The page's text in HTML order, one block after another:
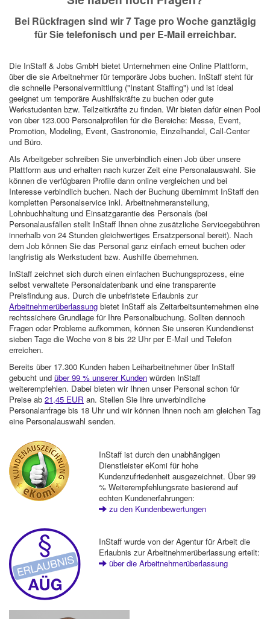
Bei Rückfragen sind wir 7 Tage pro Woche ganztägig
für Sie telefonisch und per E-Mail erreichbar.
Die InStaff & Jobs GmbH bietet Unternehmen eine Online Plattform,
über die sie Arbeitnehmer für temporäre Jobs buchen. InStaff steht für
die schnelle Personalvermittlung ("Instant Staffing") und ist ideal
geeignet um temporäre Aushilfskräfte zu buchen oder gute
Werkstudenten bzw. Teilzeitkräfte zu finden. Wir bieten dafür einen Pool
von über 123.000 Personalprofilen für die Bereiche: Messe, Event,
Promotion, Modeling, Event, Gastronomie, Einzelhandel, Call-Center
und Büro.
Als Arbeitgeber schreiben Sie unverbindlich einen Job über unsere
Plattform aus und erhalten nach kurzer Zeit eine Personalauswahl. Sie
können die verfügbaren Profile dann online vergleichen und bei
Interesse verbindlich buchen. Nach der Buchung übernimmt InStaff den
kompletten Personalservice inkl. Arbeitnehmeranstellung,
Lohnbuchhaltung und Einsatzgarantie des Personals (bei
Personalausfällen stellt InStaff Ihnen ohne zusätzliche Servicegebühren
innerhalb von 24 Stunden gleichwertiges Ersatzpersonal bereit). Nach
dem Job können Sie das Personal ganz einfach erneut buchen oder
langfristig als Werkstudent bzw. Aushilfe übernehmen.
InStaff zeichnet sich durch einen einfachen Buchungsprozess, eine
selbst verwaltete Personaldatenbank und eine transparente
Preisfindung aus. Durch die unbefristete Erlaubnis zur
Arbeitnehmerüberlassung bietet InStaff als Zeitarbeitsunternehmen eine
rechtssichere Grundlage für Ihre Personalbuchung. Sollten dennoch
Fragen oder Probleme aufkommen, können Sie unseren Kundendienst
sieben Tage die Woche von 8 bis 22 Uhr per E-Mail und Telefon
erreichen.
Bereits über 17.300 Kunden haben Leiharbeitnehmer über InStaff
gebucht und über 99 % unserer Kunden würden InStaff
weiterempfehlen. Dabei bieten wir Ihnen unser Personal schon für
Preise ab 21,45 EUR an. Stellen Sie Ihre unverbindliche
Personalanfrage bis 18 Uhr und wir können Ihnen noch am gleichen Tag
eine Personalauswahl senden.
InStaff ist durch den unabhängigen
Dienstleister eKomi für hohe
Kundenzufriedenheit ausgezeichnet. Über 99
% Weiterempfehlungsrate basierend auf
echten Kundenerfahrungen:
zu den Kundenbewertungen
InStaff wurde von der Agentur für Arbeit die
Erlaubnis zur Arbeitnehmerüberlassung erteilt:
über die Arbeitnehmerüberlassung